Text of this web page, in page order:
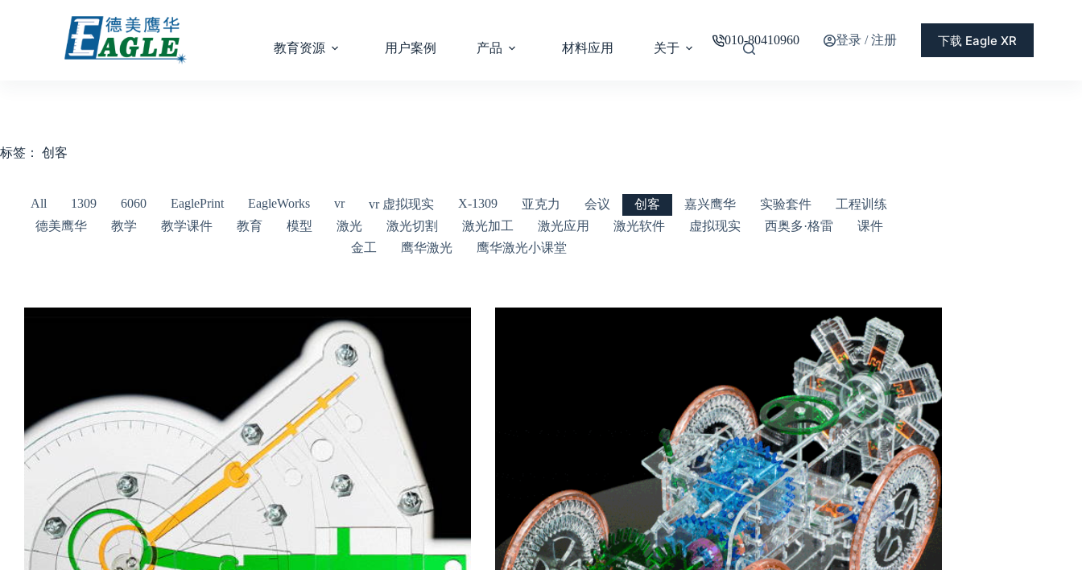
010-80410960 登录 / 注册 下载 Eagle XR
教育资源 用户案例 产品 材料应用 关于
标签： 创客
All 1309 6060 EaglePrint EagleWorks vr vr 虚拟现实 X-1309 亚克力 会议 创客 嘉兴鹰华 实验套件
工程训练
德美鹰华
教学 教学课件 教育 模型 激光 激光切割 激光加工 激光应用 激光软件 虚拟现实 西奥多·格雷
课件
金工
鹰华激光 鹰华激光小课堂